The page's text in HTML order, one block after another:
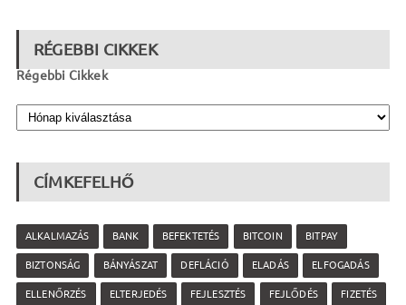
RÉGEBBI CIKKEK
Régebbi Cikkek
CÍMKEFELHŐ
ALKALMAZÁS BANK BEFEKTETÉS BITCOIN BITPAY
BIZTONSÁG BÁNYÁSZAT DEFLÁCIÓ ELADÁS ELFOGADÁS
ELLENŐRZÉS ELTERJEDÉS FEJLESZTÉS FEJLŐDÉS FIZETÉS